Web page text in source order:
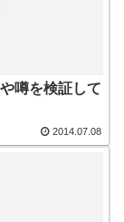
噂を検証して
2014.07.08